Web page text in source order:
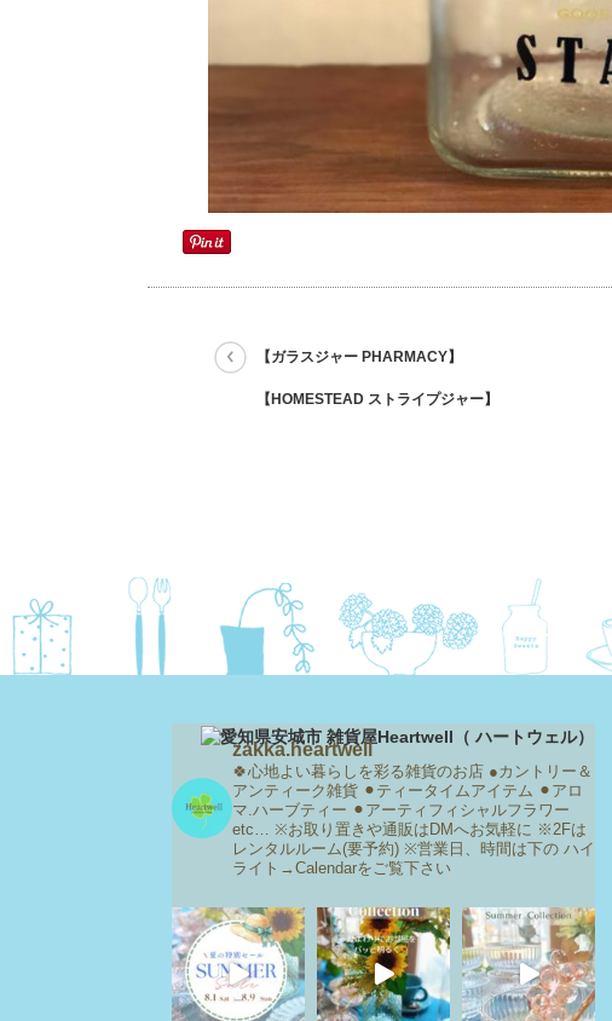
【ガラスジャー PHARMACY】
【HOMESTEAD ストライプジャー】
zakka.heartwell
🍀心地よい暮らしを彩る雑貨のお店 ●カントリー＆
アンティーク雑貨 ⚫︎ティータイムアイテム ⚫︎アロ
マ.ハーブティー ⚫︎アーティフィシャルフラワー
etc… ※お取り置きや通販はDMへお気軽に ※2Fは
レンタルルーム(要予約) ※営業日、時間は下の ハイ
ライト→Calendarをご覧下さい